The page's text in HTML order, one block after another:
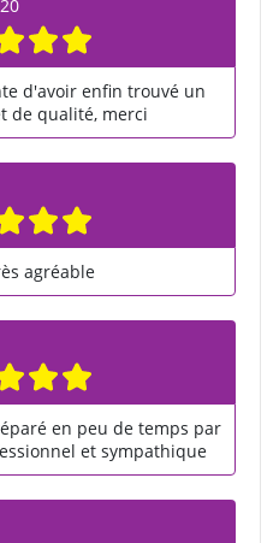
d'avoir enfin trouvé un
de qualité, merci
agréable
en peu de temps par
et sympathique